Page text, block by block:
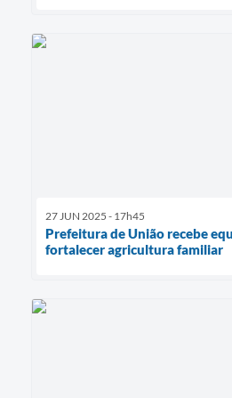
27 JUN 2025 - 17h45
Prefeitura de União recebe
fortalecer agricultura familiar